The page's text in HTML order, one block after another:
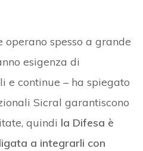
operano spesso a grande
esigenza di
e continue – ha spiegato
Sicral garantiscono
quindi la Difesa è
a integrarli con